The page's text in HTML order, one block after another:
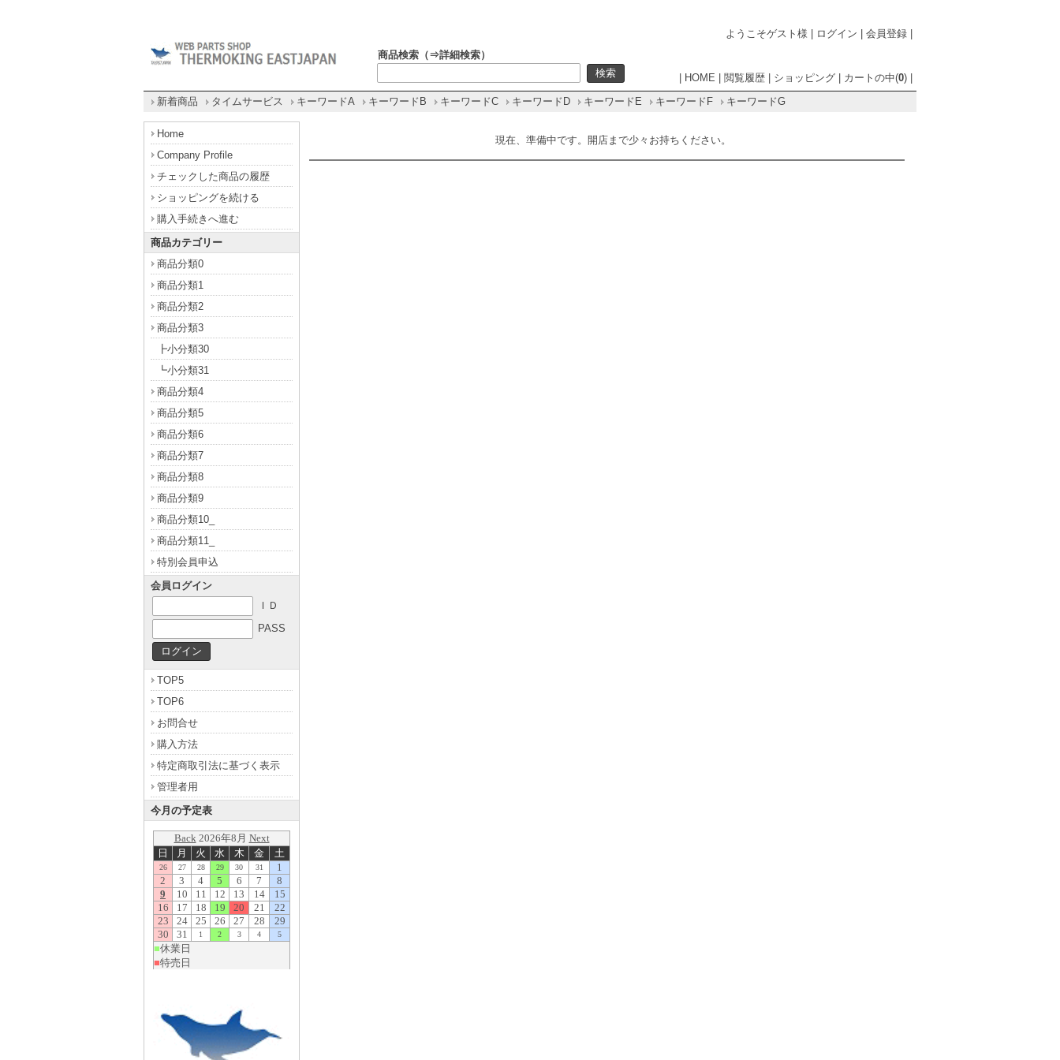
ようこそゲスト様 ログイン 会員登録
HOME 閲覧履歴 ショッピング カートの中(0)
商品検索（⇒詳細検索）
新着商品 タイムサービス キーワードA キーワードB キーワードC キーワードD キーワードE キーワードF キーワードG
現在、準備中です。開店まで少々お持ちください。
Home
Company Profile
チェックした商品の履歴
ショッピングを続ける
購入手続きへ進む
商品カテゴリー
商品分類0
商品分類1
商品分類2
商品分類3
┣小分類30
┗小分類31
商品分類4
商品分類5
商品分類6
商品分類7
商品分類8
商品分類9
商品分類10_
商品分類11_
特別会員申込
会員ログイン
ＩＤ
PASS
TOP5
TOP6
お問合せ
購入方法
特定商取引法に基づく表示
管理者用
今月の予定表